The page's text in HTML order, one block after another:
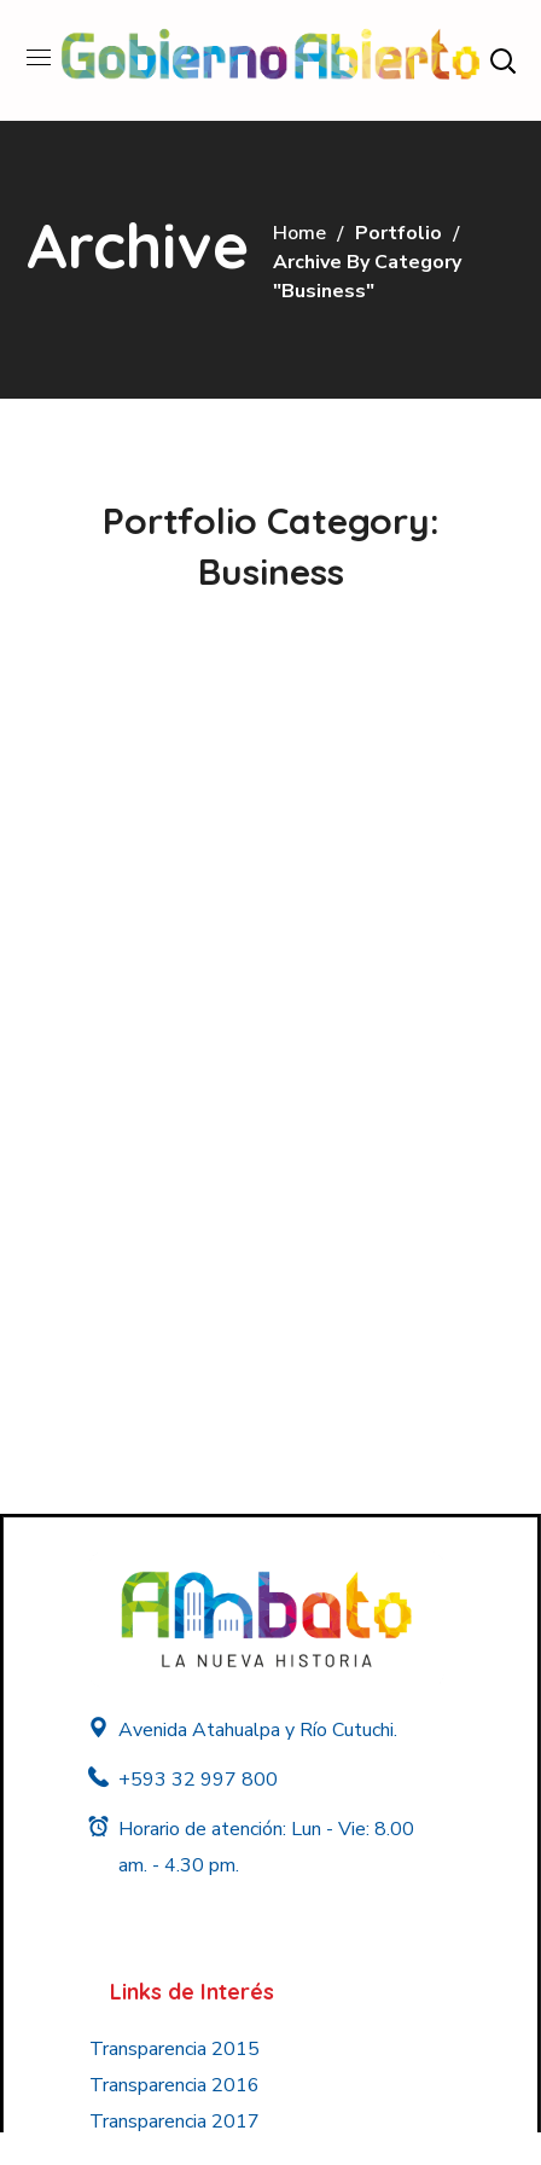
Archive Home
Portfolio
Archive By Category
"Business"
Portfolio Category:
Business
Avenida Atahualpa y Río Cutuchi.
+593 32 997 800
Horario de atención: Lun - Vie: 8.00
am. - 4.30 pm.
Links de Interés
Transparencia 2015
Transparencia 2016
Transparencia 2017